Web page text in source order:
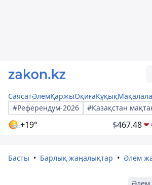
СаясатӘлемҚаржыОқиғаҚұқық
#Референдум-2026
#Қазақстан
+19° $467.48
Басты Барлық жаңалықтар Әлем